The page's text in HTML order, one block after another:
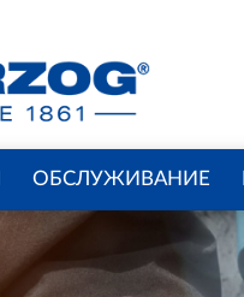
ОБСЛУЖИВАНИЕ